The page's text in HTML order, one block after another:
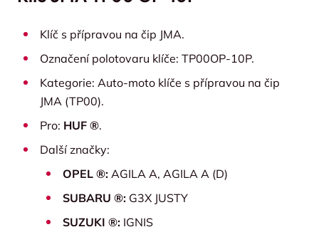
Klíč s přípravou na čip JMA.
Označení polotovaru klíče: TP00OP-10P.
Kategorie: Auto-moto klíče s přípravou na čip
JMA (TP00).
Pro: HUF ®.
Další značky:
OPEL ®: AGILA A, AGILA A (D)
SUBARU ®: G3X JUSTY
SUZUKI ®: IGNIS